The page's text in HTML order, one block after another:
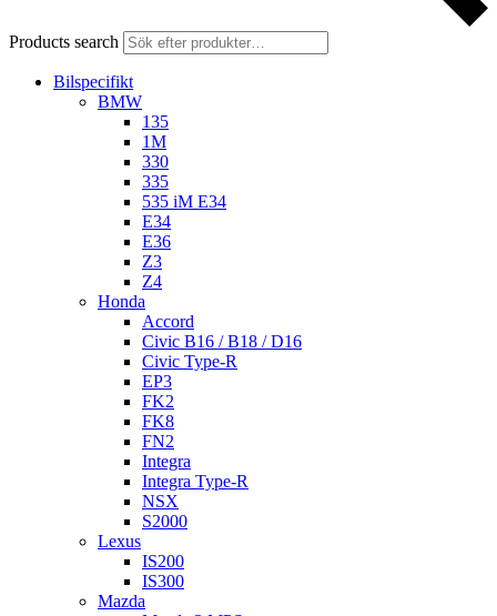
Products search
Bilspecifikt
BMW
135
1M
330
335
535 iM E34
E34
E36
Z3
Z4
Honda
Accord
Civic B16 / B18 / D16
Civic Type-R
EP3
FK2
FK8
FN2
Integra
Integra Type-R
NSX
S2000
Lexus
IS200
IS300
Mazda